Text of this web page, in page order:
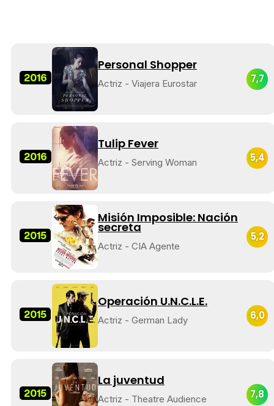
2016
Personal Shopper
Actriz - Viajera Eurostar 7,7
2016
Tulip Fever
Actriz - Serving Woman 5,4
2015
Misión Imposible: Nación
secreta
Actriz - CIA Agente
5,2
2015
Operación U.N.C.L.E.
Actriz - German Lady 6,0
2015
La juventud
Actriz - Theatre Audience 7,8